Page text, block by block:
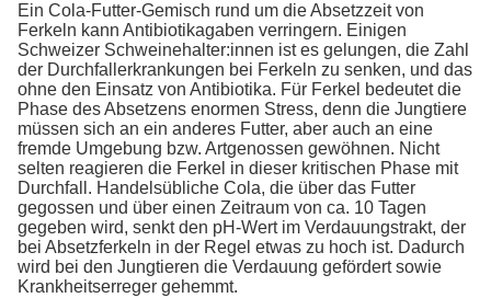
Ein Cola-Futter-Gemisch rund um die Absetzzeit von
Ferkeln kann Antibiotikagaben verringern. Einigen
Schweizer Schweinehalter:innen ist es gelungen, die Zahl
der Durchfallerkrankungen bei Ferkeln zu senken, und das
ohne den Einsatz von Antibiotika. Für Ferkel bedeutet die
Phase des Absetzens enormen Stress, denn die Jungtiere
müssen sich an ein anderes Futter, aber auch an eine
fremde Umgebung bzw. Artgenossen gewöhnen. Nicht
selten reagieren die Ferkel in dieser kritischen Phase mit
Durchfall. Handelsübliche Cola, die über das Futter
gegossen und über einen Zeitraum von ca. 10 Tagen
gegeben wird, senkt den pH-Wert im Verdauungstrakt, der
bei Absetzferkeln in der Regel etwas zu hoch ist. Dadurch
wird bei den Jungtieren die Verdauung gefördert sowie
Krankheitserreger gehemmt.